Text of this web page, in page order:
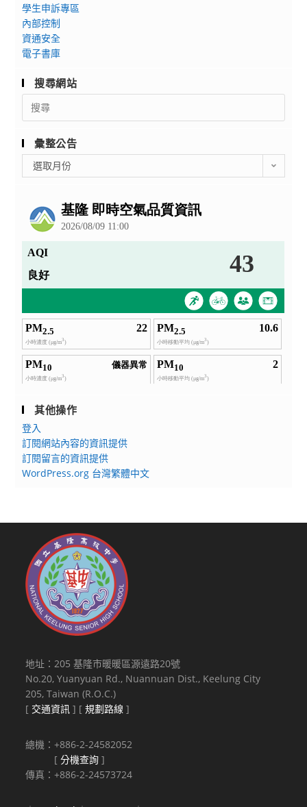
學生申訴專區
內部控制
資通安全
電子書庫
搜尋網站
Search
for:
彙整公告
整
選取月份
其他操作
登入
訂閱網站內容的資訊提供
訂閱留言的資訊提供
WordPress.org 台灣繁體中文
地址：205 基隆市暖暖區源遠路20號
No.20, Yuanyuan Rd., Nuannuan Dist., Keelung City
205, Taiwan (R.O.C.)
[ 交通資訊 ] [規劃路線 ]
總機：+886-2-24582052
[分機查詢 ]
傳真：+886-2-24573724